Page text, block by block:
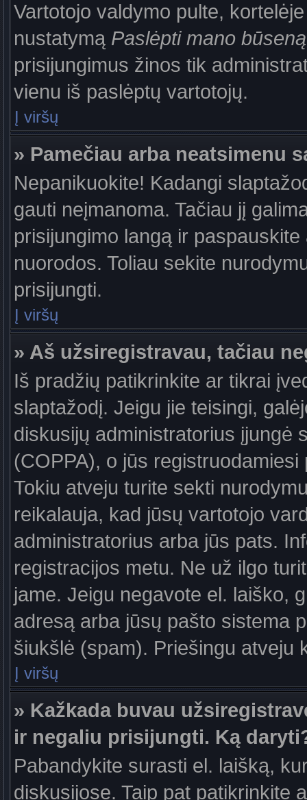
Vartotojo valdymo pulte,
nustatymą Paslėpti mano būseną
prisijungimus žinos tik
vienu iš paslėptų vartotojų.
Į viršų
» Pamečiau arba neatsimenu
Nepanikuokite! Kadangi
gauti neįmanoma. Tačiau jį
prisijungimo langą ir
nuorodos. Toliau sekite
prisijungti.
Į viršų
» Aš užsiregistravau, tačiau
Iš pradžių patikrinkite ar tikrai
slaptažodį. Jeigu jie teisingi,
diskusijų administratorius įjungė
(COPPA), o jūs
Tokiu atveju turite sekti
reikalauja, kad jūsų vartotojo
administratorius arba jūs pats.
registracijos metu. Ne už ilgo
jame. Jeigu negavote el. laiško,
adresą arba jūsų pašto sistema
šiukšlė (spam). Priešingu atveju
Į viršų
» Kažkada buvau
ir negaliu prisijungti. Ką
Pabandykite surasti el. laišką,
diskusijose. Taip pat patikrinkite